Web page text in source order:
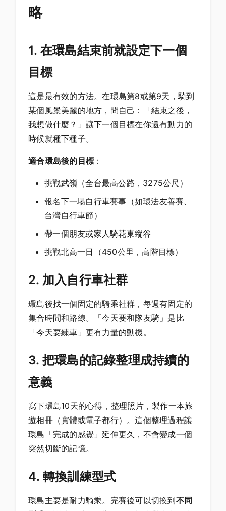
略
1. 在環島結束前就設定下一個
目標
這是最有效的方法。在環島第8或第9天，騎到
某個風景美麗的地方，問自己：「結束之後，
我想做什麼？」讓下一個目標在你還有動力的
時候就種下種子。
適合環島後的目標 ：
挑戰武嶺（全台最高公路，3275公尺）
報名下一場自行車賽事（如環法友善賽、
台灣自行車節）
帶一個朋友或家人騎花東縱谷
挑戰北高一日（450公里，高階目標）
2. 加入自行車社群
環島後找一個固定的騎乘社群，每週有固定的
集合時間和路線。「今天要和隊友騎」是比
「今天要練車」更有力量的動機。
3. 把環島的記錄整理成持續的
意義
寫下環島10天的心得，整理照片，製作一本旅
遊相冊（實體或電子都行）。這個整理過程讓
環島「完成的感覺」延伸更久，不會變成一個
突然切斷的記憶。
4. 轉換訓練型式
環島主要是耐力騎乘。完賽後可以切換到不同